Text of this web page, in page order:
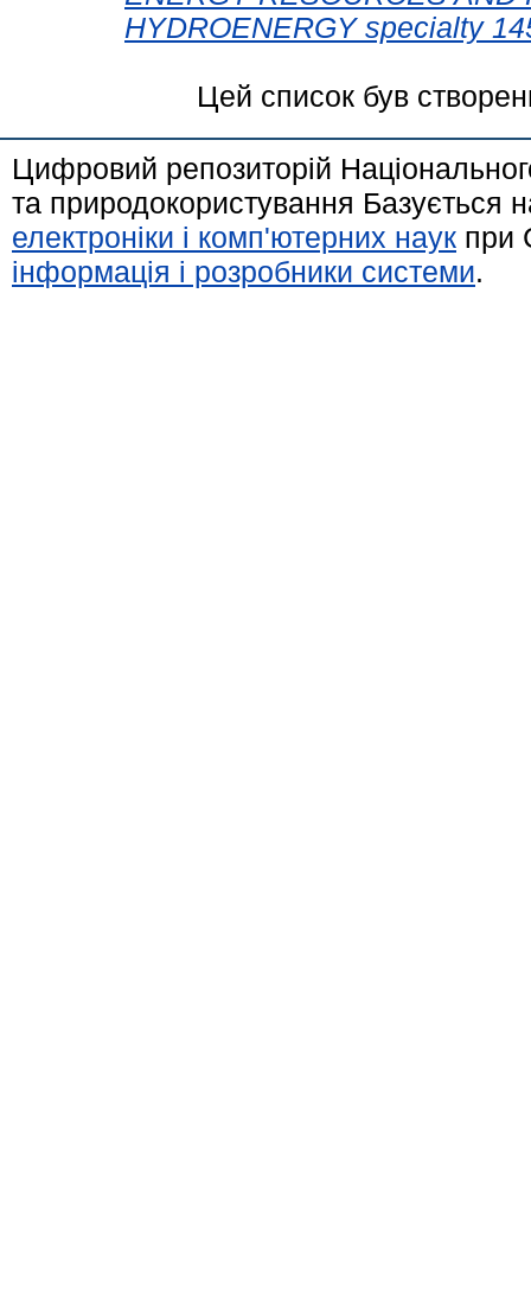
HYDROENERGY specialty
Цей список був
Цифровий репозиторій
та природокористування Базується
електроніки і комп'ютерних наук при
інформація і розробники системи.